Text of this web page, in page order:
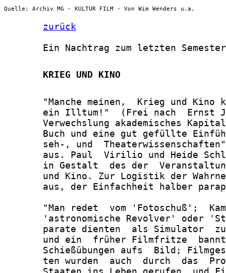
Quelle: Archiv MG - KULTUR FILM - Von Wim Wenders u.a.
zurück
       Ein Nachtrag zum letzten Semester
       KRIEG UND KINO
"Manche meinen,  Krieg und Kino
ein Illtum!"  (Frei nach  Ernst
Verwechslung akademisches
Buch und eine gut gefüllte
seh-, und
aus. Paul  Virilio und Heide
in Gestalt  des der
und Kino. Zur Logistik der
aus, der Einfachheit halber
"Man redet  vom 'Fotoschuß';
'astronomische Revolver' oder
parate dienten  als Simulator
und ein  früher Filmfritze
Schießübungen aufs  Bild;
ten wurden  auch  durch  das